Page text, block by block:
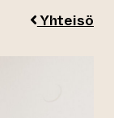
Yhteisö